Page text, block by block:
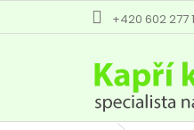
+420 602 277